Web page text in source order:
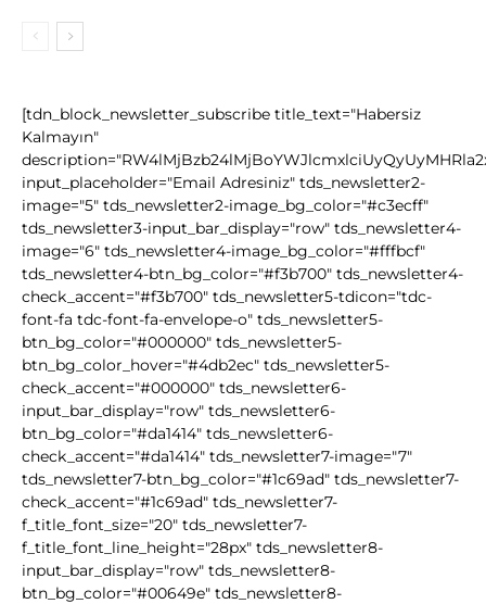
[tdn_block_newsletter_subscribe title_text="Habersiz
Kalmayın"
input_placeholder="Email Adresiniz" tds_newsletter2-
image="5" tds_newsletter2-image_bg_color="#c3ecff"
tds_newsletter3-input_bar_display="row" tds_newsletter4-
image="6" tds_newsletter4-image_bg_color="#fffbcf"
tds_newsletter4-btn_bg_color="#f3b700" tds_newsletter4-
check_accent="#f3b700" tds_newsletter5-tdicon="tdc-
font-fa tdc-font-fa-envelope-o" tds_newsletter5-
btn_bg_color="#000000" tds_newsletter5-
btn_bg_color_hover="#4db2ec" tds_newsletter5-
check_accent="#000000" tds_newsletter6-
input_bar_display="row" tds_newsletter6-
btn_bg_color="#da1414" tds_newsletter6-
check_accent="#da1414" tds_newsletter7-image="7"
tds_newsletter7-btn_bg_color="#1c69ad" tds_newsletter7-
check_accent="#1c69ad" tds_newsletter7-
f_title_font_size="20" tds_newsletter7-
f_title_font_line_height="28px" tds_newsletter8-
input_bar_display="row" tds_newsletter8-
btn_bg_color="#00649e" tds_newsletter8-